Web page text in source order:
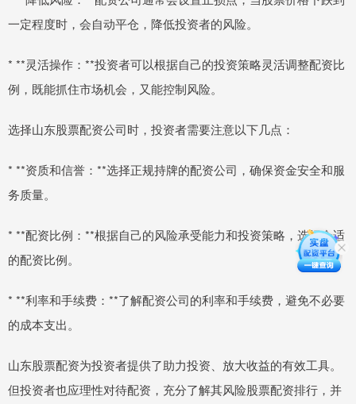
一定程度时，会自动平仓，降低投资者的风险。
* **灵活操作：**投资者可以根据自己的投资策略灵活调整配资比
例，既能抓住市场机会，又能控制风险。
选择山东股票配资公司时，投资者需要注意以下几点：
* **资质和信誉：**选择正规持牌的配资公司，确保资金安全和服
务质量。
* **配资比例：**根据自己的风险承受能力和投资策略，选择合适
的配资比例。
* **利率和手续费：**了解配资公司的利率和手续费，避免不必要
的成本支出。
山东股票配资为投资者提供了助力投资、放大收益的有效工具。
但投资者也应理性对待配资，充分了解其风险股票配资排行，并